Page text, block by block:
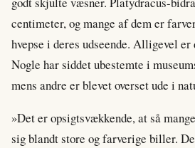
centimeter, og mange af dem er
hvepse i deres udseende. Alligevel er
Nogle har siddet ubestemte i
mens andre er blevet overset ude i
»Det er opsigtsvækkende, at så
sig blandt store og farverige biller.